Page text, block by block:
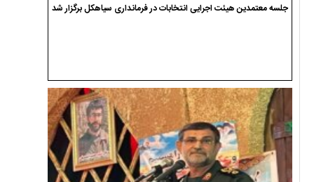
جلسه معتمدین هیئت اجرایی انتخابات در فرمانداری سیاهکل برگزار شد